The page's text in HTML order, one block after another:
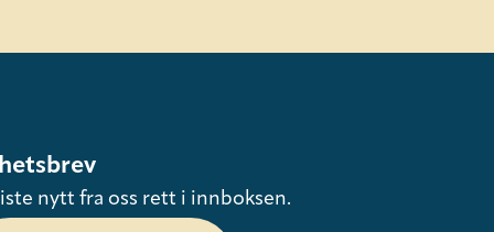
nytt fra oss rett i innboksen.